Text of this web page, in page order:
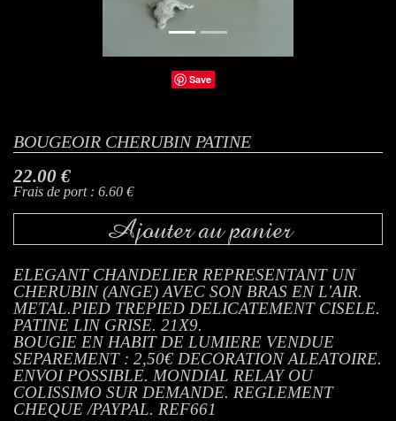
Save
BOUGEOIR CHERUBIN PATINE
22.00 €
Frais de port : 6.60 €
Ajouter au panier
ELEGANT CHANDELIER REPRESENTANT UN
CHERUBIN (ANGE) AVEC SON BRAS EN L'AIR.
METAL.PIED TREPIED DELICATEMENT CISELE.
PATINE LIN GRISE. 21X9.
BOUGIE EN HABIT DE LUMIERE VENDUE
SEPAREMENT : 2,50€ DECORATION ALEATOIRE.
ENVOI POSSIBLE. MONDIAL RELAY OU
COLISSIMO SUR DEMANDE. REGLEMENT
CHEQUE /PAYPAL. REF661